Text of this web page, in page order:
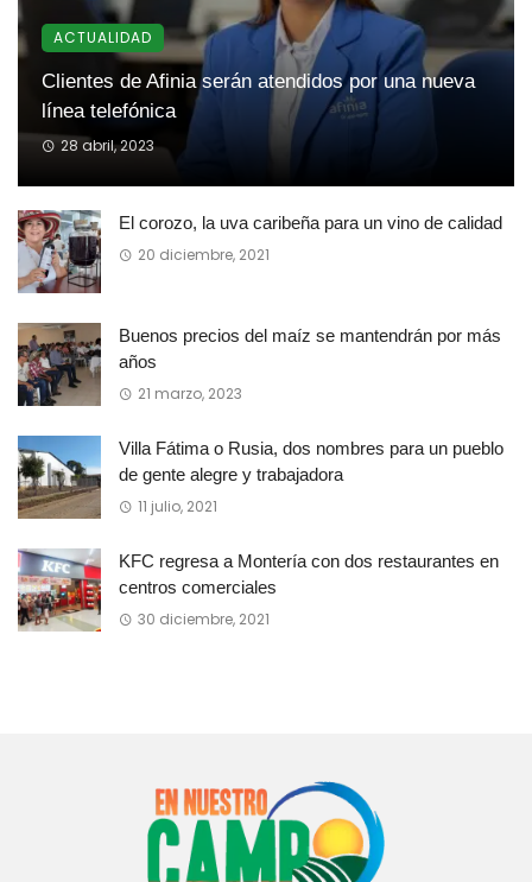
ACTUALIDAD
Clientes de Afinia serán atendidos por una nueva
línea telefónica
28 abril, 2023
El corozo, la uva caribeña para un vino de calidad
20 diciembre, 2021
Buenos precios del maíz se mantendrán por más
años
21 marzo, 2023
Villa Fátima o Rusia, dos nombres para un pueblo
de gente alegre y trabajadora
11 julio, 2021
KFC regresa a Montería con dos restaurantes en
centros comerciales
30 diciembre, 2021